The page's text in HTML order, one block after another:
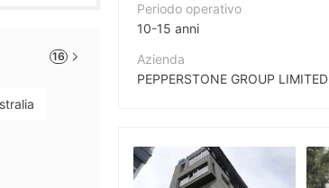
16
Periodo operativo
10-15 anni
Azienda
PEPPERSTONE GROUP LIMITED
Impiegato di azienda
--